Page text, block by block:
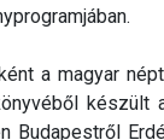
a magyar